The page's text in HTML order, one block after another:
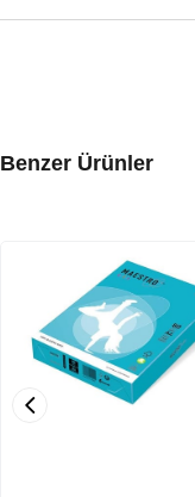
Benzer Ürünler